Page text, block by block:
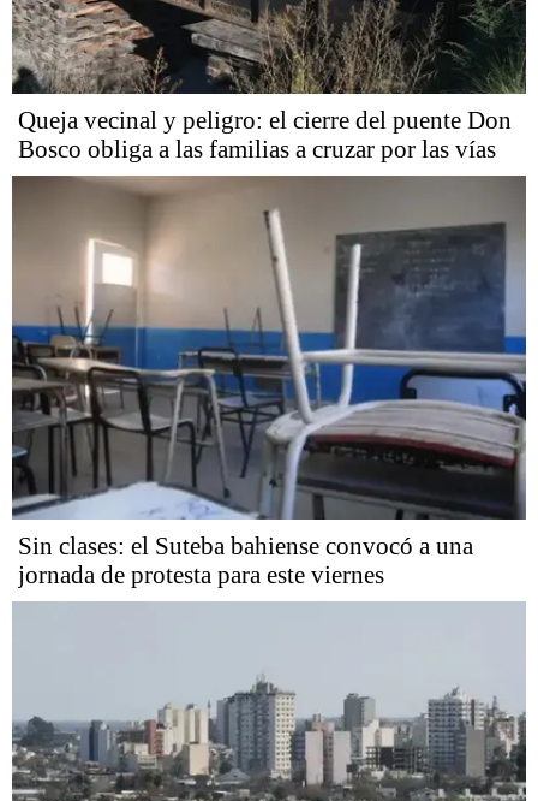
Queja vecinal y peligro: el cierre del puente Don
Bosco obliga a las familias a cruzar por las vías
Sin clases: el Suteba bahiense convocó a una
jornada de protesta para este viernes